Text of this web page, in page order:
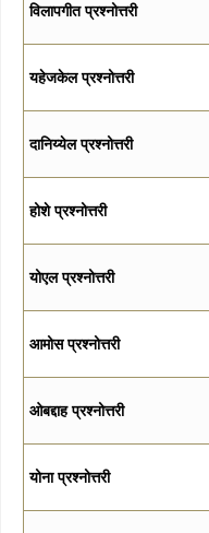
विलापगीत प्रश्नोत्तरी
यहेजकेल प्रश्नोत्तरी
दानिय्येल प्रश्नोत्तरी
होशे प्रश्नोत्तरी
योएल प्रश्नोत्तरी
आमोस प्रश्नोत्तरी
ओबद्दाह प्रश्नोत्तरी
योना प्रश्नोत्तरी